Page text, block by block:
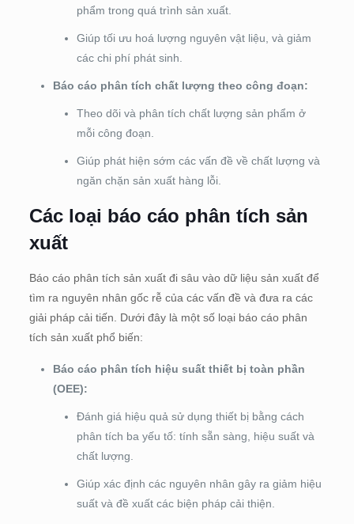
phẩm trong quá trình sản xuất.
Giúp tối ưu hoá lượng nguyên vật liệu, và giảm
các chi phí phát sinh.
Báo cáo phân tích chất lượng theo công đoạn:
Theo dõi và phân tích chất lượng sản phẩm ở
mỗi công đoạn.
Giúp phát hiện sớm các vấn đề về chất lượng và
ngăn chặn sản xuất hàng lỗi.
Các loại báo cáo phân tích sản
xuất
Báo cáo phân tích sản xuất đi sâu vào dữ liệu sản xuất để
tìm ra nguyên nhân gốc rễ của các vấn đề và đưa ra các
giải pháp cải tiến. Dưới đây là một số loại báo cáo phân
tích sản xuất phổ biến:
Báo cáo phân tích hiệu suất thiết bị toàn phần
(OEE):
Đánh giá hiệu quả sử dụng thiết bị bằng cách
phân tích ba yếu tố: tính sẵn sàng, hiệu suất và
chất lượng.
Giúp xác định các nguyên nhân gây ra giảm hiệu
suất và đề xuất các biện pháp cải thiện.